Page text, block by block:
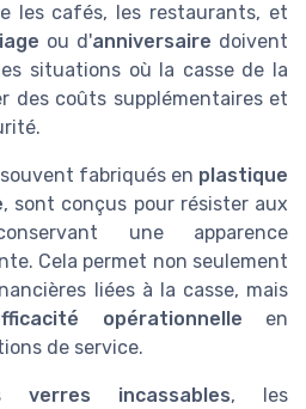
les cafés, les restaurants, et
ou d'anniversaire doivent
situations où la casse de la
des coûts supplémentaires et
fabriqués en plastique
, sont conçus pour résister aux
une apparence
Cela permet non seulement
liées à la casse, mais
opérationnelle en
de service.
verres incassables, les